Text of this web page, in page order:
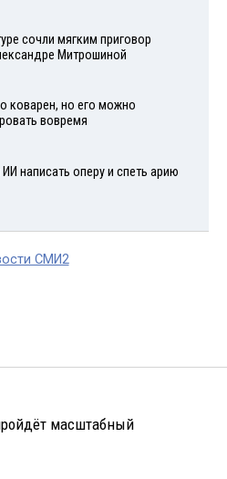
сочли мягким приговор
Митрошиной
коварен, но его можно
вовремя
написать оперу и спеть арию
СМИ2
масштабный